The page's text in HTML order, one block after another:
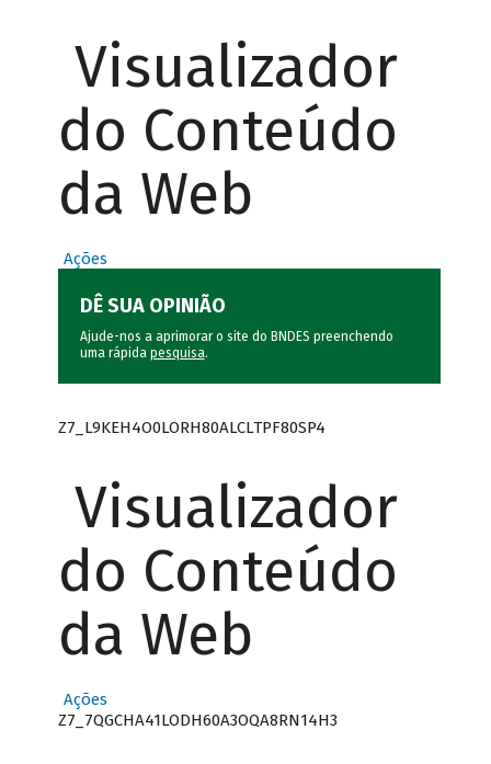
Visualizador
do Conteúdo
da Web
Ações
DÊ SUA OPINIÃO
Ajude-nos a aprimorar o site do BNDES preenchendo
uma rápida pesquisa.
Z7_L9KEH4O0LORH80ALCLTPF80SP4
Visualizador
do Conteúdo
da Web
Ações
Z7_7QGCHA41LODH60A3OQA8RN14H3